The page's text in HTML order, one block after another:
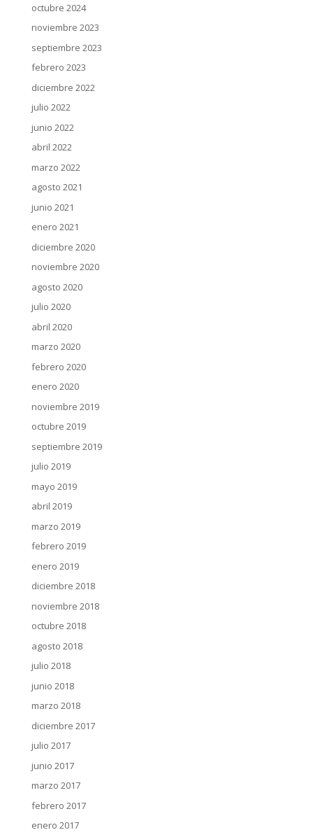
octubre 2024
noviembre 2023
septiembre 2023
febrero 2023
diciembre 2022
julio 2022
junio 2022
abril 2022
marzo 2022
agosto 2021
junio 2021
enero 2021
diciembre 2020
noviembre 2020
agosto 2020
julio 2020
abril 2020
marzo 2020
febrero 2020
enero 2020
noviembre 2019
octubre 2019
septiembre 2019
julio 2019
mayo 2019
abril 2019
marzo 2019
febrero 2019
enero 2019
diciembre 2018
noviembre 2018
octubre 2018
agosto 2018
julio 2018
junio 2018
marzo 2018
diciembre 2017
julio 2017
junio 2017
marzo 2017
febrero 2017
enero 2017